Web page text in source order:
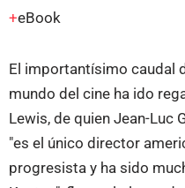
eBook
El importantísimo caudal
mundo del cine ha ido
Lewis, de quien Jean-Luc
"es el único director
progresista y ha sido